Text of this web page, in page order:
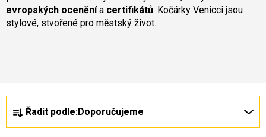
evropských oceněnía certifikátů. Kočárky Venicci jsou
stylové, stvořené pro městský život.
a
Řadit podle:Doporučujeme
ý